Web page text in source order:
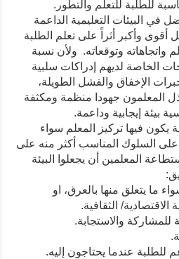
للطلبة للتعلم والتطور.
في البيئات التعليمية الداعمة
أقوى وأكبر أثراً على تعلم الطلبة
وتوقعاته. ولأن نسبة
الخاصة لديهم إدراكات سلبية
الإخفاق والفشل الطويلة،
المعلمون جهودا منظمة ومكثفة
بيئة إيجابية وداعمة.
يكون فيها تركيز المعلم سواء
السلوك المناسب أكثر منه على
المعلمين أن يجعلوا البيئة
ما يتعلق منها بالعرق، او
الاقتصادية/ الثقافية.
للمشاركة والاستجابة.
للطلبة عندما يحتاجون إليه.